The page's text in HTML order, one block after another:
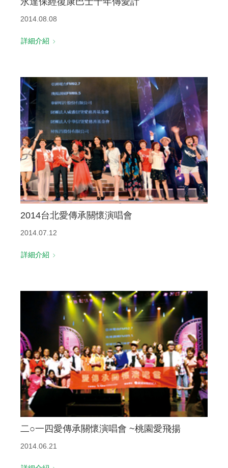
2014.08.08
詳細介紹
2014台北愛傳承關懷演唱會
2014.07.12
詳細介紹
二○一四愛傳承關懷演唱會 ~桃園愛飛揚
2014.06.21